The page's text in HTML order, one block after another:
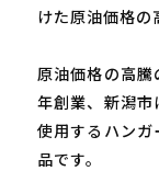
けた原油価格の
原油価格の高
年創業、新潟
使用するハン
品です。